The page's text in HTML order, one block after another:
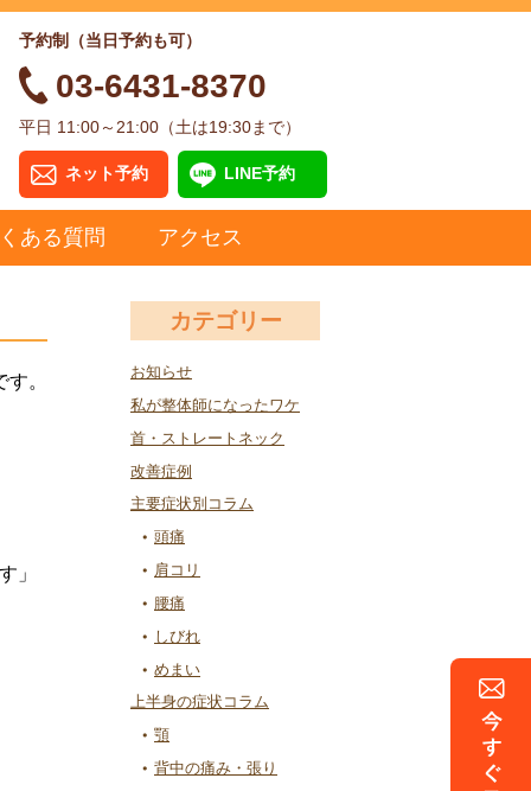
予約制（当日予約も可）
03-6431-8370
平日 11:00～21:00（土は19:30まで）
ネット予約 LINE予約
ある質問 アクセス
カテゴリー
お知らせ
私が整体師になったワケ
首・ストレートネック
改善症例
主要症状別コラム
頭痛
肩コリ
腰痛
しびれ
めまい
上半身の症状コラム
顎
背中の痛み・張り
。
」